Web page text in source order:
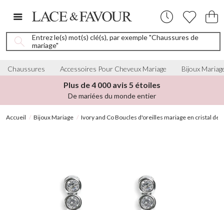
Entrez le(s) mot(s) clé(s), par exemple "Chaussures de
mariage"
Chaussures Accessoires Pour Cheveux Mariage Bijoux
Plus de 4 000 avis 5 étoiles
De mariées du monde entier
Accueil Bijoux Mariage Ivory and Co Boucles d'oreilles mariage en cristal de